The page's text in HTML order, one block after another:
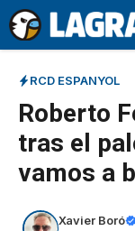
Saltar
al
contenido
RCD ESPANYOL
Roberto
tras el
vamos a
Xavier Boró